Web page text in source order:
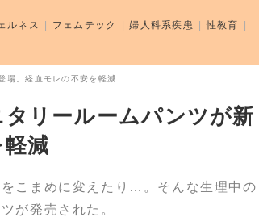
場。経血モレの不安を軽減
リールームパンツが新
減
こまめに変えたり…。そんな生理中の
が発売された。
ルネス フェムテック 婦人科系疾患
性教育